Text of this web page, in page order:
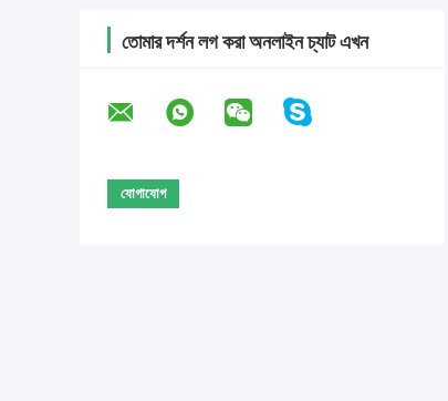
তোমার দর্শন লগ করা অনলাইন চ্যাট এখন